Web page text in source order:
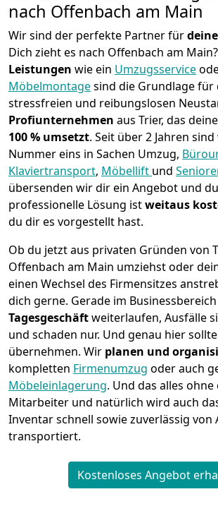
nach Offenbach am Main
Wir sind der perfekte Partner für
Dich zieht es nach Offenbach am Main?
Leistungen wie ein Umzugsservice
Möbelmontagesind die Grundlage für
stressfreien und reibungslosen
Profiunternehmen aus Trier, das deine
100 % umsetzt. Seit über 2 Jahren
Nummer eins in Sachen Umzug,
Klaviertransport, Möbellift und
übersenden wir dir ein Angebot und
professionelle Lösung istweitaus
du dir es vorgestellt hast.
Ob du jetzt aus privaten Gründen von
Offenbach am Main umziehst oder
einen Wechsel des Firmensitzes
dich gerne. Gerade im
Tagesgeschäftweiterlaufen, Ausfälle
und schaden nur. Und genau hier
übernehmen. Wir planen und
kompletten Firmenumzug oder auch
Möbeleinlagerung. Und das alles
Mitarbeiter und natürlich wird auch
Inventar schnell sowie zuverlässig von
transportiert.
Kostenloses Angebot